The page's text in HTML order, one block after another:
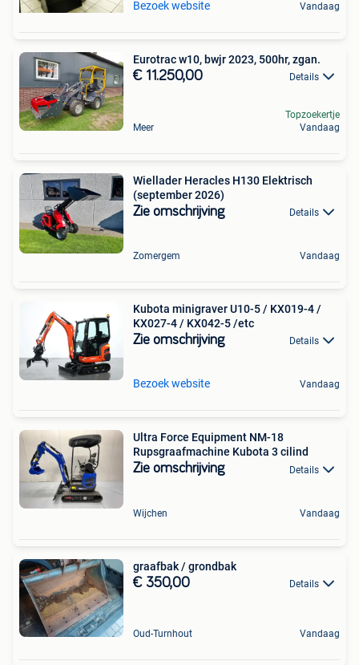
Bezoek website Vandaag
Eurotrac w10, bwjr 2023, 500hr, zgan.
€ 11.250,00 Details
Meer
Topzoekertje
Vandaag
Wiellader Heracles H130 Elektrisch
(september 2026)
Zie omschrijving Details
Zomergem Vandaag
Kubota minigraver U10-5 / KX019-4 /
KX027-4 / KX042-5 /etc
Zie omschrijving Details
Bezoek website Vandaag
Ultra Force Equipment NM-18
Rupsgraafmachine Kubota 3 cilind
Zie omschrijving Details
Wijchen Vandaag
graafbak / grondbak
€ 350,00 Details
Oud-Turnhout Vandaag